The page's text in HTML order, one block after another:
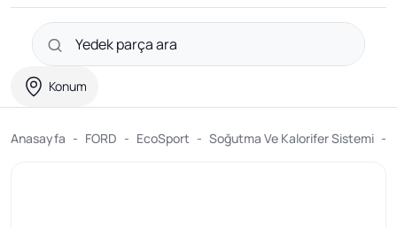
Konum
Anasayfa FORD EcoSport Soğutma Ve Kalorifer Sistemi